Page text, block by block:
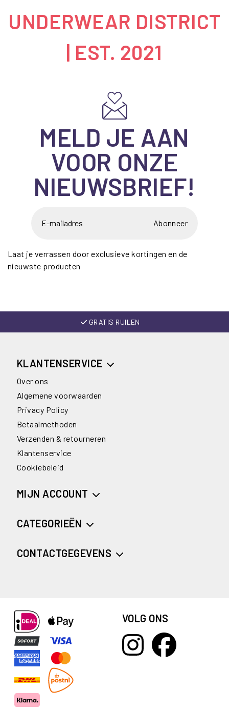
UNDERWEAR DISTRICT
| EST. 2021
MELD JE AAN
VOOR ONZE
NIEUWSBRIEF!
Abonneer
Laat je verrassen door exclusieve kortingen en de
nieuwste producten
GRATIS RUILEN
KLANTENSERVICE
Over ons
Algemene voorwaarden
Privacy Policy
Betaalmethoden
Verzenden & retourneren
Klantenservice
Cookiebeleid
MIJN ACCOUNT
CATEGORIEËN
CONTACTGEGEVENS
VOLG ONS